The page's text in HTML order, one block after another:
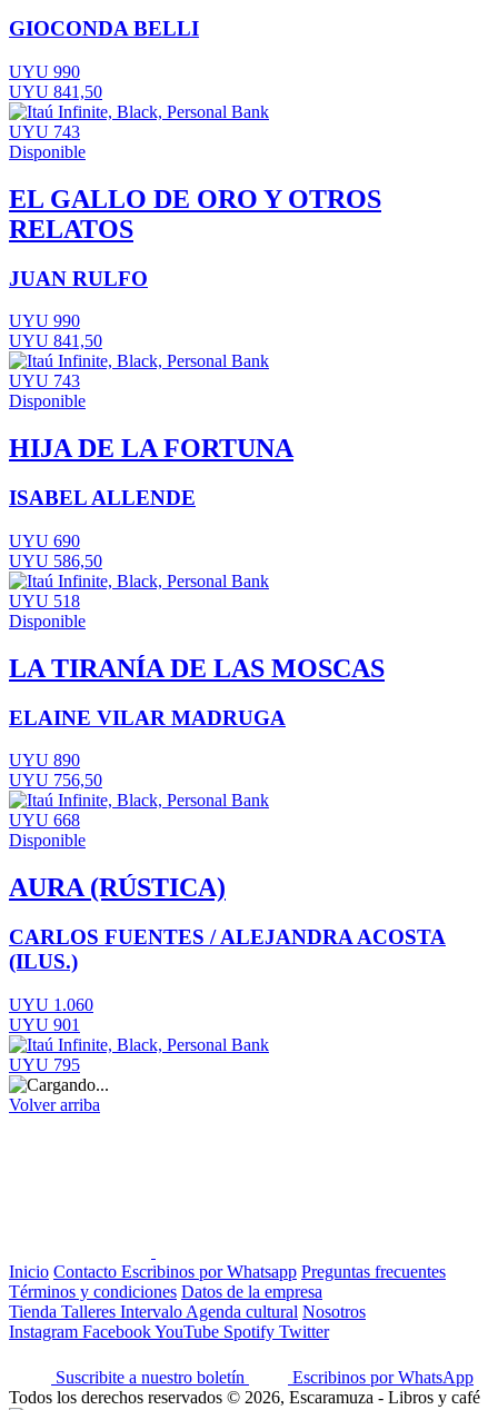
GIOCONDA BELLI
UYU 990
UYU 841,50
UYU 743
Disponible
EL GALLO DE ORO Y OTROS
RELATOS
JUAN RULFO
UYU 990
UYU 841,50
UYU 743
Disponible
HIJA DE LA FORTUNA
ISABEL ALLENDE
UYU 690
UYU 586,50
UYU 518
Disponible
LA TIRANÍA DE LAS MOSCAS
ELAINE VILAR MADRUGA
UYU 890
UYU 756,50
UYU 668
Disponible
AURA (RÚSTICA)
CARLOS FUENTES / ALEJANDRA ACOSTA
(ILUS.)
UYU 1.060
UYU 901
UYU 795
Volver arriba
Inicio Contacto Escribinos por Whatsapp Preguntas frecuentes
Términos y condiciones Datos de la empresa
Tienda Talleres Intervalo Agenda cultural Nosotros
Instagram FacebookYouTube Spotify Twitter
Suscribite a nuestro boletín
Escribinos por WhatsApp
Todos los derechos reservados © 2026, Escaramuza - Libros y café